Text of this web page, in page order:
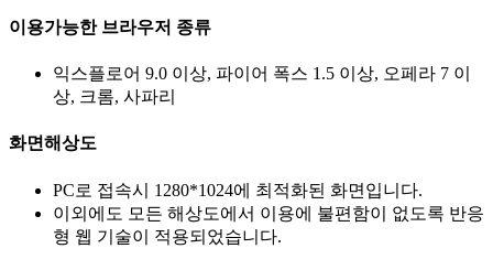
이용가능한 브라우저 종류
익스플로어 9.0 이상, 파이어 폭스 1.5 이상, 오페라 7 이
상, 크롬, 사파리
화면해상도
PC로 접속시 1280*1024에 최적화된 화면입니다.
이외에도 모든 해상도에서 이용에 불편함이 없도록 반응
형 웹 기술이 적용되었습니다.